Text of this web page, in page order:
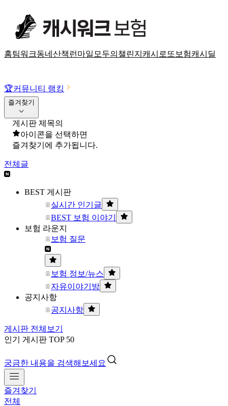
홈팀워크동네산책 런마일 모두의챌린지 캐시로또 보험캐시딜
🏆커뮤니티 랭킹
즐겨찾기
게시판 제목의
아이콘을 선택하면
즐겨찾기에 추가됩니다.
전체글
BEST 게시판
실시간 인기글
BEST 보험 이야기
보험 라운지
보험 질문
보험 정보/뉴스
자유이야기방
공지사항
공지사항
게시판 전체보기
인기 게시판 TOP 50
궁금한 내용을 검색해보세요
즐겨찾기
전체